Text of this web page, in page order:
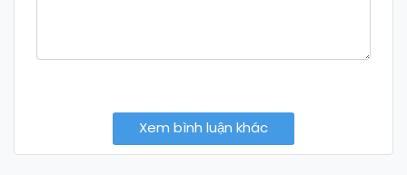
Xem bình luận khác